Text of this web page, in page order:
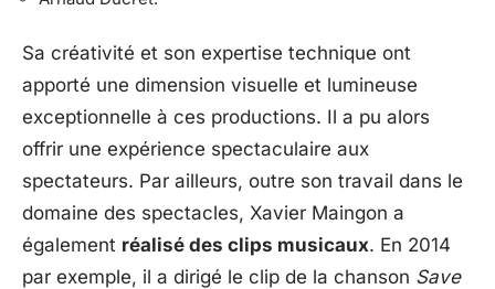
Sa créativité et son expertise technique ont
apporté une dimension visuelle et lumineuse
exceptionnelle à ces productions. Il a pu alors
offrir une expérience spectaculaire aux
spectateurs. Par ailleurs, outre son travail dans le
domaine des spectacles, Xavier Maingon a
également réalisé des clips musicaux. En 2014
par exemple, il a dirigé le clip de la chanson Save